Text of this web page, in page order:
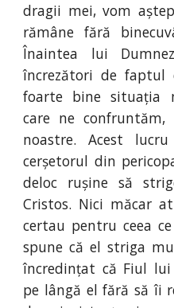
dragii mei, vom
rămâne fără
Înaintea lui
încrezători de faptul
foarte bine situația
care ne confruntăm,
noastre. Acest
cerșetorul din
deloc rușine să
Cristos. Nici măcar
certau pentru ceea
spune că el striga
încredințat că Fiul
pe lângă el fără să îi